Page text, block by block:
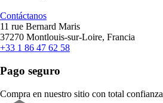
Contáctanos
11 rue Bernard Maris
37270 Montlouis-sur-Loire, Francia
+33 1 86 47 62 58
Pago seguro
Compra en nuestro sitio con total confianza